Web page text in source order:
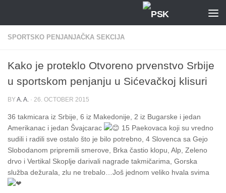
SPORTSKO PENJANJAČKA SEKCIJA
Kako je proteklo Otvoreno prvenstvo Srbije
u sportskom penjanju u Sićevačkoj klisuri
BYA. A. · 26. OCTOBER 2015
36 takmicara iz Srbije, 6 iz Makedonije, 2 iz Bugarske i jedan
Amerikanac i jedan Švajcarac
15 Paekovaca koji su vredno
sudili i radili sve ostalo što je bilo potrebno, 4 Slovenca sa Gejo
Slobodanom pripremili smerove, Brka častio klopu, Alp, Zeleno
drvo i Vertikal Skoplje darivali nagrade takmičarima, Gorska
služba dežurala, zlu ne trebalo…Još jednom veliko hvala svima